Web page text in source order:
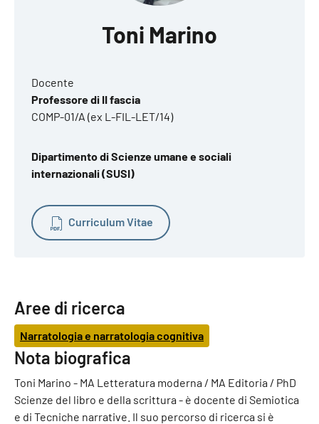
Toni Marino
Docente
Professore di II fascia
COMP-01/A (ex L-FIL-LET/14)
Dipartimento di Scienze umane e sociali
internazionali (SUSI)
Curriculum Vitae
Aree di ricerca
Narratologia e narratologia cognitiva
Nota biografica
Toni Marino - MA Letteratura moderna / MA Editoria / PhD
Scienze del libro e della scrittura - è docente di Semiotica
e di Tecniche narrative. Il suo percorso di ricerca si è